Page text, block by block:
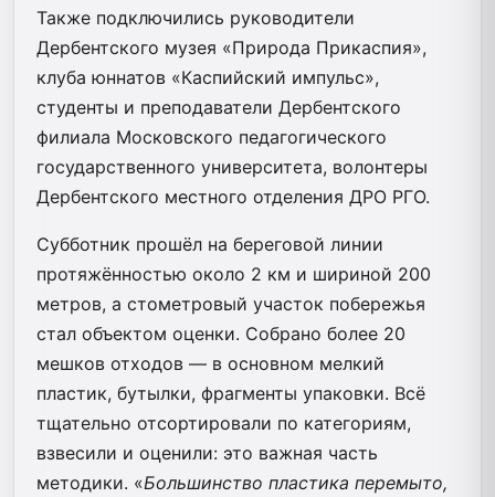
Также подключились руководители
Дербентского музея «Природа Прикаспия»,
клуба юннатов «Каспийский импульс»,
студенты и преподаватели Дербентского
филиала Московского педагогического
государственного университета, волонтеры
Дербентского местного отделения ДРО РГО.
Субботник прошёл на береговой линии
протяжённостью около 2 км и шириной 200
метров, а стометровый участок побережья
стал объектом оценки. Собрано более 20
мешков отходов — в основном мелкий
пластик, бутылки, фрагменты упаковки. Всё
тщательно отсортировали по категориям,
взвесили и оценили: это важная часть
методики. «Большинство пластика перемыто,